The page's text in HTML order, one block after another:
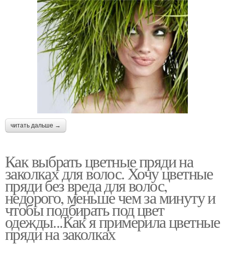
читать дальше →
Как выбрать цветные пряди на
заколках для волос. Хочу цветные
пряди без вреда для волос,
недорого, меньше чем за минуту и
чтобы подбирать под цвет
одежды...Как я примерила цветные
пряди на заколках